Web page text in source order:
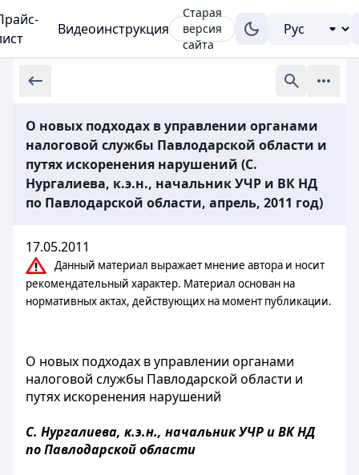
Видеоинструкция
Старая
версия
сайта
О новых подходах в управлении органами
налоговой службы Павлодарской области и
путях искоренения нарушений (С.
Нургалиева, к.э.н., начальник УЧР и ВК НД
по Павлодарской области, апрель, 2011 год)
17.05.2011
Данный материал выражает мнение автора и носит
рекомендательный характер. Материал основан на
нормативных актах, действующих на момент публикации.
О новых подходах в управлении органами
налоговой службы Павлодарской области и
путях искоренения нарушений
С. Нургалиева, к.э.н., начальник УЧР и ВК НД
по Павлодарской области